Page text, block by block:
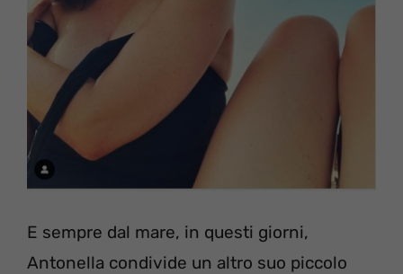
E sempre dal mare, in questi giorni,
Antonella condivide un altro suo piccolo